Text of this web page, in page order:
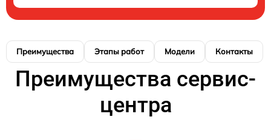
Преимущества Этапы работ Модели Контакты
Преимущества сервис-
центра